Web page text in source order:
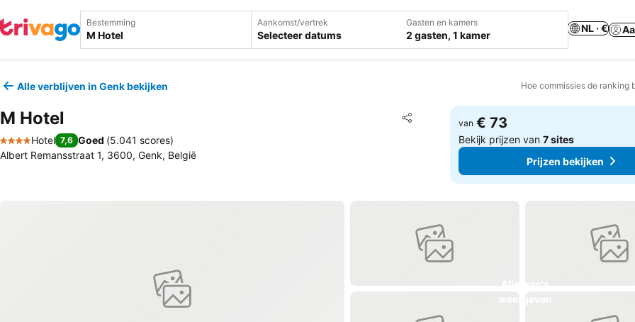
Bestemming Aankomst/vertrek
Selecteer datums
Gasten en kamers
2 gasten, 1 kamer
NL · €
Alle verblijven in Genk bekijken Hoe commissies de ranking
M Hotel Delen
Toevoegen aan favorieten
4 Sterren
Hotel 7,6 Goed (5.041 scores)
Albert Remansstraat 1, 3600, Genk, België
van € 73
Bekijk prijzen van7 sites
Prijzen bekijken